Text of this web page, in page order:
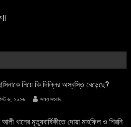
নিয়ে কি দিল্লির অস্বস্তি বেড়েছে?
৬, ২০২৬ সময় সংবাদ
আলী খানের মৃত্যুবার্ষিকীতে দোয়া মাহফিল ও শিরনি